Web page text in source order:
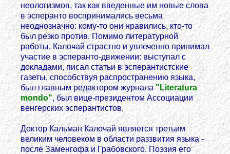
неологизмов, так как введенные им новые слова
в эсперанто воспринимались весьма
неоднозначно: кому-то они нравились, кто-то
был резко против. Помимо литературной
работы, Калочай страстно и увлеченно принимал
участие в эсперанто-движении: выступал с
докладами, писал статьи в эсперантистские
газеты, способствуя распространению языка,
был главным редактором журнала"Literatura
mondo", был вице-президентом Ассоциации
венгерских эсперантистов.
Доктор Кальман Калочай является третьим
великим человеком в области раззвития языка -
после Заменгофа и Грабовского. Поэзия его